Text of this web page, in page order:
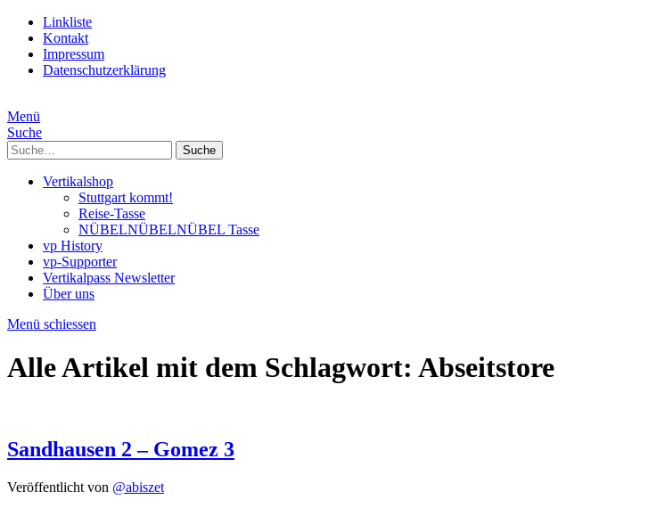
Linkliste
Kontakt
Impressum
Datenschutzerklärung
Menü
Suche
Suche
Vertikalshop
Stuttgart kommt!
Reise-Tasse
NÜBELNÜBELNÜBEL Tasse
vp History
vp-Supporter
Vertikalpass Newsletter
Über uns
Menü schiessen
Alle Artikel mit dem Schlagwort: Abseitstore
Sandhausen 2 – Gomez 3
Veröffentlicht von @abiszet